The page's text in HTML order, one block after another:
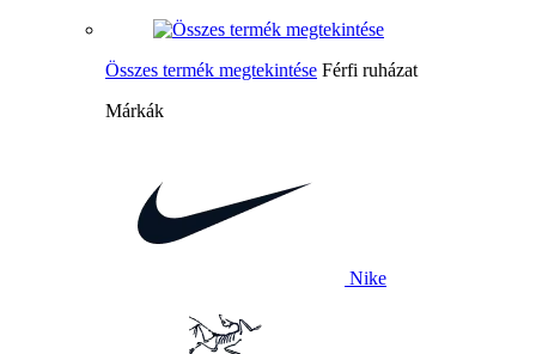
Összes termék megtekintése Férfi ruházat
Márkák
Nike